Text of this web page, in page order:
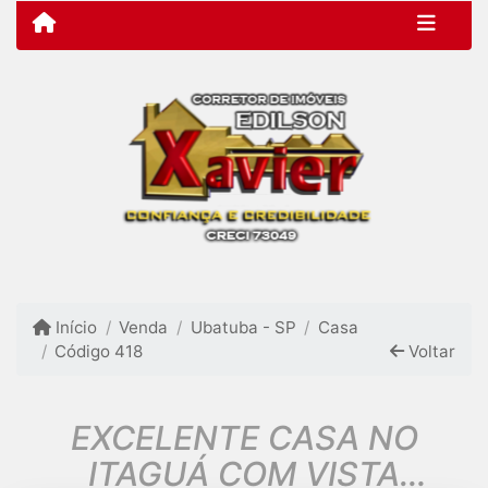
Início Venda Ubatuba - SP
Casa
Código 418
Voltar
EXCELENTE CASA NO
ITAGUÁ COM VISTA